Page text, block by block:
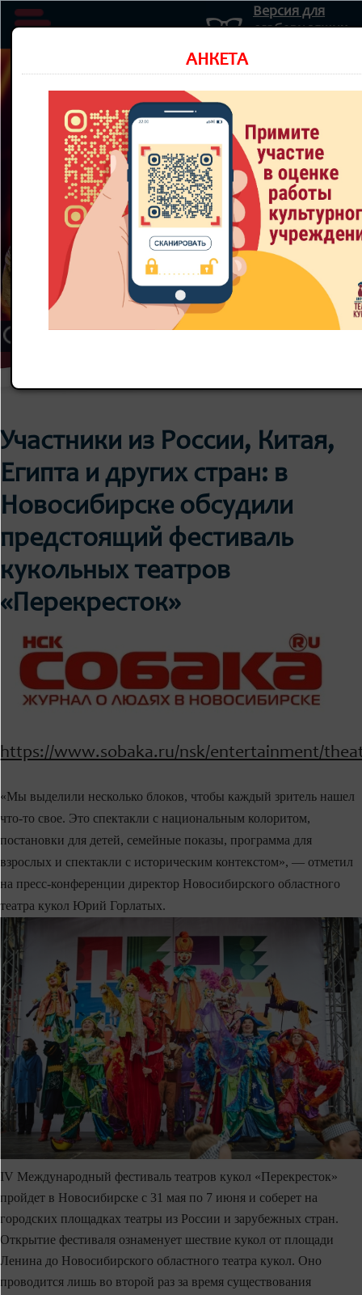
Версия для
слабовидящих
Министерство культуры Новосибирской области
НОВОСИБИРСКИЙ ОБЛАСТНОЙ
ТЕАТР КУКОЛ
8 800 300-49-10
93 театральный сезон
ТЕАТР НОВОСТИ КУПИТЬ БИЛЕТ
Участники из России, Китая,
Египта и других стран: в
Новосибирске обсудили
предстоящий фестиваль
кукольных театров
«Перекресток»
https://www.sobaka.ru/nsk/entertainment/
«Мы выделили несколько блоков, чтобы каждый зритель нашел
что-то свое. Это спектакли с национальным колоритом,
постановки для детей, семейные показы, программа для
взрослых и спектакли с историческим контекстом», — отметил
на пресс-конференции директор Новосибирского областного
театра кукол Юрий Горлатых.
IV Международный фестиваль театров кукол «Перекресток»
пройдет в Новосибирске с 31 мая по 7 июня и соберет на
городских площадках театры из России и зарубежных стран.
Открытие фестиваля ознаменует шествие кукол от площади
Ленина до Новосибирского областного театра кукол. Оно
проводится лишь во второй раз за время существования
АНКЕТА